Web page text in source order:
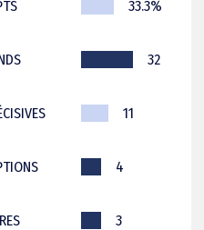
33.3%
32
11
4
3